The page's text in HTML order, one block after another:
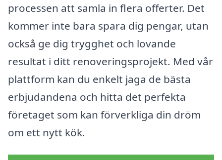
processen att samla in flera offerter. Det
kommer inte bara spara dig pengar, utan
också ge dig trygghet och lovande
resultat i ditt renoveringsprojekt. Med vår
plattform kan du enkelt jaga de bästa
erbjudandena och hitta det perfekta
företaget som kan förverkliga din dröm
om ett nytt kök.